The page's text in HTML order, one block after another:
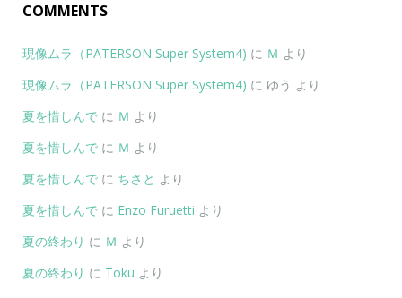
COMMENTS
現像ムラ（PATERSON Super System4) に Ｍ より
現像ムラ（PATERSON Super System4) に ゆう より
夏を惜しんで に Ｍ より
夏を惜しんで に Ｍ より
夏を惜しんで に ちさと より
夏を惜しんで に Enzo Furuetti より
夏の終わり に Ｍ より
夏の終わり に Toku より